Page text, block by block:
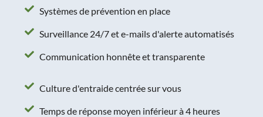
Systèmes de prévention en place
Surveillance 24/7 et e-mails d'alerte automatisés
Communication honnête et transparente
Culture d'entraide centrée sur vous
Temps de réponse moyen inférieur à 4 heures